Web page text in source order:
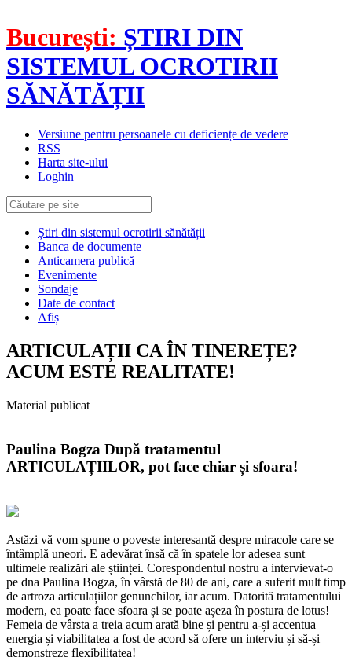
București: ȘTIRI DIN
SISTEMUL OCROTIRII
SĂNĂTĂȚII
Versiune pentru persoanele cu deficiențe de vedere
RSS
Harta site-ului
Loghin
Știri din sistemul ocrotirii sănătății
Banca de documente
Anticamera publică
Evenimente
Sondaje
Date de contact
Afiș
ARTICULAȚII CA ÎN TINEREȚE?
ACUM ESTE REALITATE!
Material publicat
Paulina Bogza După tratamentul
ARTICULAȚIILOR, pot face chiar și sfoara!
Astăzi vă vom spune o poveste interesantă despre miracole care se
întâmplă uneori. E adevărat însă că în spatele lor adesea sunt
ultimele realizări ale științei. Corespondentul nostru a intervievat-o
pe dna Paulina Bogza, în vârstă de 80 de ani, care a suferit mult timp
de artroza articulațiilor genunchilor, iar acum. Datorită tratamentului
modern, ea poate face sfoara și se poate așeza în postura de lotus!
Femeia de vârsta a treia acum arată bine și pentru a-și accentua
energia și viabilitatea a fost de acord să ofere un interviu și să-și
demonstreze flexibilitatea!